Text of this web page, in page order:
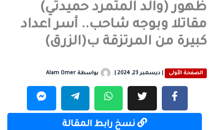
ظهور (والد المتمرد حميدتي)
مقاتلا وبوجه شاحب.. أسر اعداد
كبيرة من المرتزقة ب(الزرق)
الصفحة الأولى |ديسمبر 23, 2024 بواسطة Alam Omer
نسخ رابط المقالة